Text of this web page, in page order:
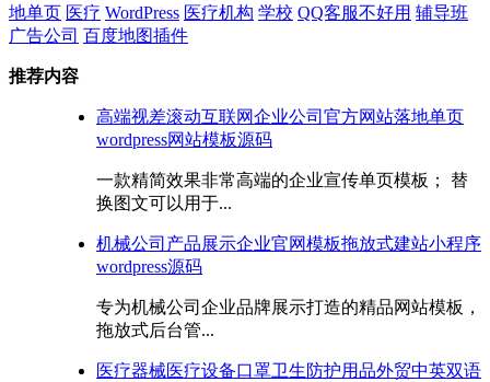
地单页 医疗 WordPress 医疗机构 学校 QQ客服不好用 辅导班
广告公司 百度地图插件
推荐内容
高端视差滚动互联网企业公司官方网站落地单页
wordpress网站模板源码
一款精简效果非常高端的企业宣传单页模板； 替
换图文可以用于...
机械公司产品展示企业官网模板拖放式建站小程序
wordpress源码
专为机械公司企业品牌展示打造的精品网站模板，
拖放式后台管...
医疗器械医疗设备口罩卫生防护用品外贸中英双语